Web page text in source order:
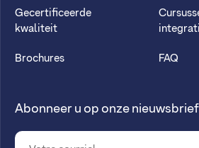
Gecertificeerde
kwaliteit
Brochures FAQ
Abonneer u op onze nieuwsbrief